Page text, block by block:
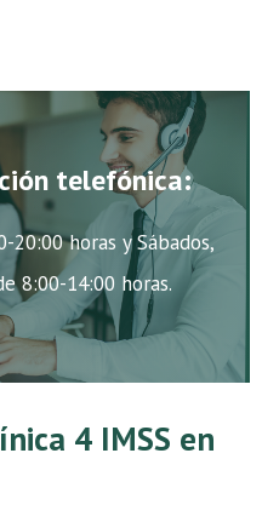
telefónica:
20:00 horas y Sábados,
8:00-14:00 horas.
4 IMSS en